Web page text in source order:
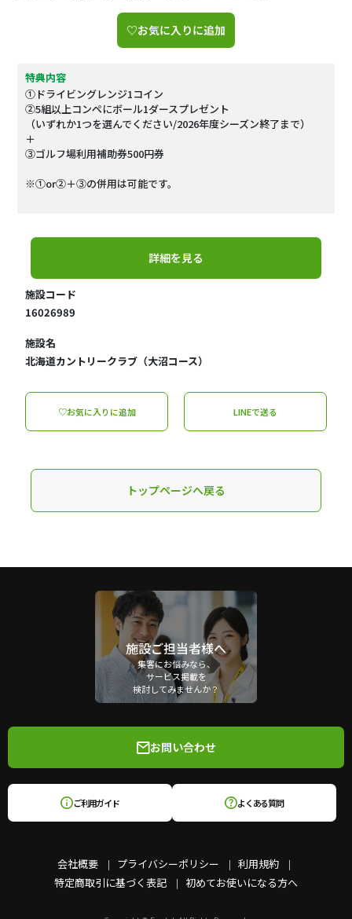
♡お気に入りに追加
特典内容
①ドライビングレンジ1コイン
②5組以上コンペにボール1ダースプレゼント
（いずれか1つを選んでください/2026年度シーズン終了まで）
＋
➂ゴルフ場利用補助券500円券
※①or②＋➂の併用は可能です。
詳細を見る
施設コード
16026989
施設名
北海道カントリークラブ（大沼コース）
♡お気に入りに追加 LINEで送る
トップページへ戻る
施設ご担当者様へ
集客にお悩みなら、
サービス掲載を
検討してみませんか？
会社概要 プライバシーポリシー
利用規約
特定商取引に基づく表記
初めてお使いになる方へ
お問い合わせ
ご利用ガイド よくある質問